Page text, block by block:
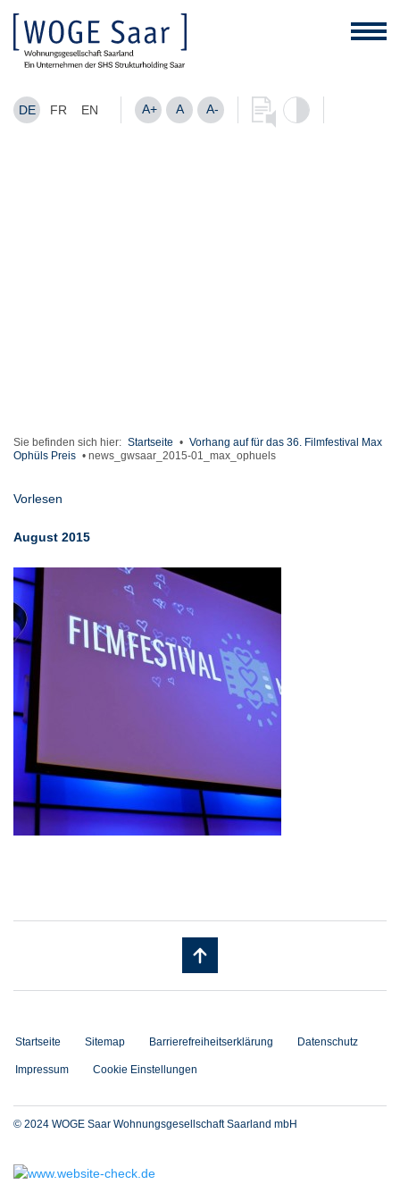
DE FR EN A+ A A-
Sie befinden sich hier: Startseite • Vorhang auf für das 36. Filmfestival Max
Ophüls Preis • news_gwsaar_2015-01_max_ophuels
Vorlesen
August 2015
Startseite Sitemap Barrierefreiheitserklärung Datenschutz
Impressum Cookie Einstellungen
© 2024 WOGE Saar Wohnungsgesellschaft Saarland mbH